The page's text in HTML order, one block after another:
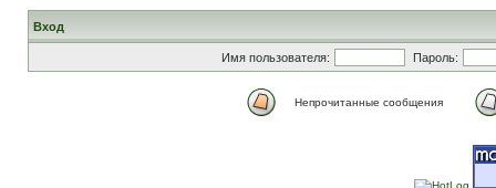
Вход
Имя пользователя: Пароль:
Непрочитанные сообщения